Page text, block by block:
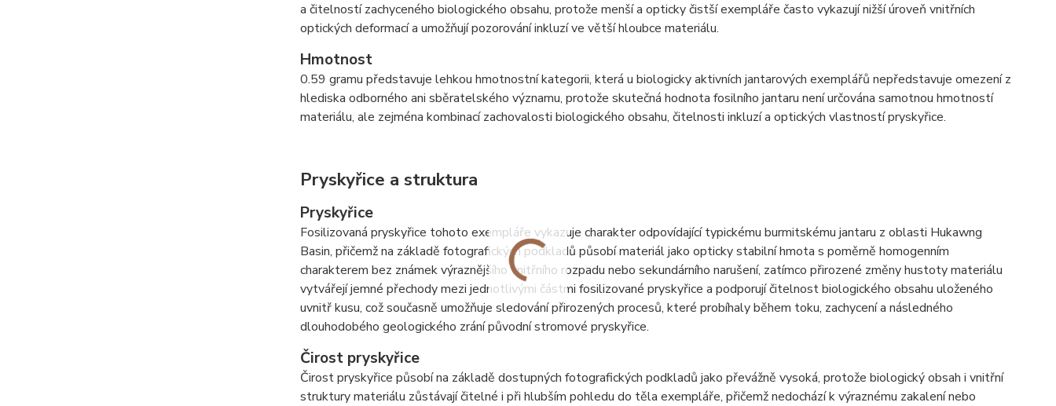
a čitelností zachyceného biologického obsahu, protože menší a opticky čistší exempláře často vykazují nižší úroveň vnitřních
optických deformací a umožňují pozorování inkluzí ve větší hloubce materiálu.
Hmotnost
0.59 gramu představuje lehkou hmotnostní kategorii, která u biologicky aktivních jantarových exemplářů nepředstavuje omezení z
hlediska odborného ani sběratelského významu, protože skutečná hodnota fosilního jantaru není určována samotnou hmotností
materiálu, ale zejména kombinací zachovalosti biologického obsahu, čitelnosti inkluzí a optických vlastností pryskyřice.
Pryskyřice a struktura
Pryskyřice
Fosilizovaná pryskyřice tohoto exempláře vykazuje charakter odpovídající typickému burmitskému jantaru z oblasti Hukawng
Basin, přičemž na základě fotografických podkladů působí materiál jako opticky stabilní hmota s poměrně homogenním
charakterem bez známek výraznějšího vnitřního rozpadu nebo sekundárního narušení, zatímco přirozené změny hustoty materiálu
vytvářejí jemné přechody mezi jednotlivými částmi fosilizované pryskyřice a podporují čitelnost biologického obsahu uloženého
uvnitř kusu, což současně umožňuje sledování přirozených procesů, které probíhaly během toku, zachycení a následného
dlouhodobého geologického zrání původní stromové pryskyřice.
Čirost pryskyřice
Čirost pryskyřice působí na základě dostupných fotografických podkladů jako převážně vysoká, protože biologický obsah i vnitřní
struktury materiálu zůstávají čitelné i při hlubším pohledu do těla exempláře, přičemž nedochází k výraznému zakalení nebo